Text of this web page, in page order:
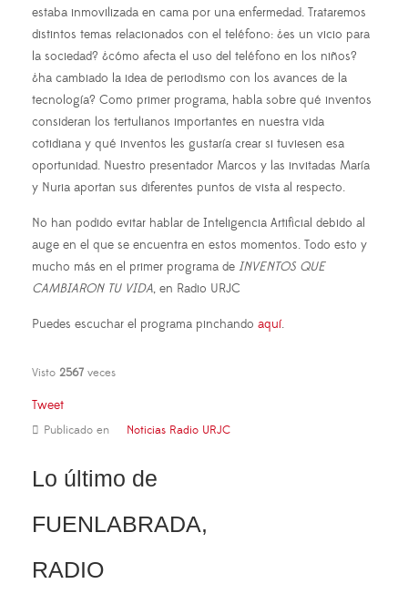
estaba inmovilizada en cama por una enfermedad. Trataremos
distintos temas relacionados con el teléfono: ¿es un vicio para
la sociedad? ¿cómo afecta el uso del teléfono en los niños?
¿ha cambiado la idea de periodismo con los avances de la
tecnología? Como primer programa, habla sobre qué inventos
consideran los tertulianos importantes en nuestra vida
cotidiana y qué inventos les gustaría crear si tuviesen esa
oportunidad. Nuestro presentador Marcos y las invitadas María
y Nuria aportan sus diferentes puntos de vista al respecto.
No han podido evitar hablar de Inteligencia Artificial debido al
auge en el que se encuentra en estos momentos. Todo esto y
mucho más en el primer programa de INVENTOS QUE
CAMBIARON TU VIDA, en Radio URJC
Puedes escuchar el programa pinchando aquí.
Visto 2567 veces
Tweet
Publicado en Noticias Radio URJC
Lo último de
FUENLABRADA,
RADIO